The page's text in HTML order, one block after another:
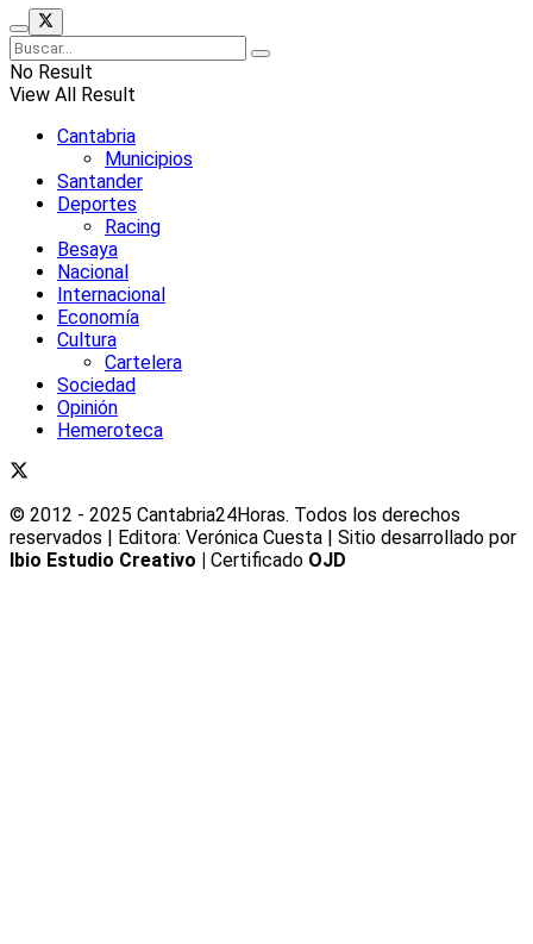
No Result
View All Result
Cantabria
Municipios
Santander
Deportes
Racing
Besaya
Nacional
Internacional
Economía
Cultura
Cartelera
Sociedad
Opinión
Hemeroteca
© 2012 - 2025 Cantabria24Horas. Todos los derechos
reservados | Editora: Verónica Cuesta | Sitio desarrollado por
Ibio Estudio Creativo | Certificado OJD